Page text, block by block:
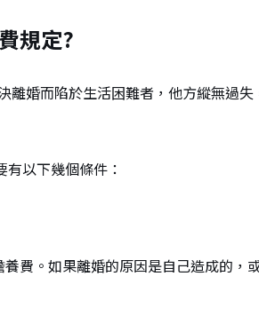
規定?
婚而陷於生活困難者，他方縱無過
以下幾個條件：
費。如果離婚的原因是自己造成的，